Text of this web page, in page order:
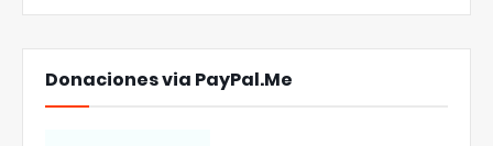
Donaciones via PayPal.Me